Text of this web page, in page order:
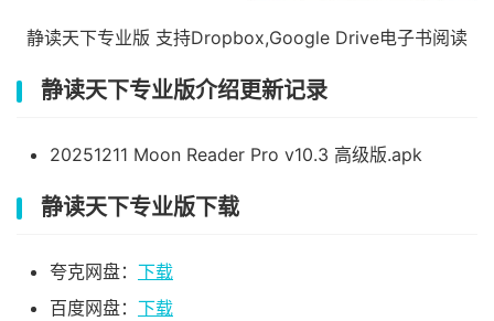
静读天下专业版 支持Dropbox,Google Drive电子书阅读
静读天下专业版介绍更新记录
20251211 Moon Reader Pro v10.3 高级版.apk
静读天下专业版下载
夸克网盘： 下载
百度网盘： 下载